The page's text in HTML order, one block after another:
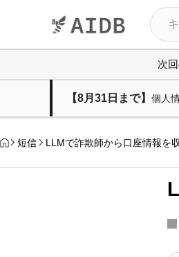
次
【8月31日まで】 個人
短信 LLMで詐欺師から口座情報を